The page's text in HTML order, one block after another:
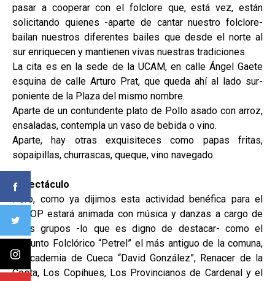
pasar a cooperar con el folclore que, está vez, están
solicitando quienes -aparte de cantar nuestro folclore-
bailan nuestros diferentes bailes que desde el norte al
sur enriquecen y mantienen vivas nuestras tradiciones.
La cita es en la sede de la UCAM, en calle Ángel Gaete
esquina de calle Arturo Prat, que queda ahí al lado sur-
poniente de la Plaza del mismo nombre.
Aparte de un contundente plato de Pollo asado con arroz,
ensaladas, contempla un vaso de bebida o vino.
Aparte, hay otras exquisiteces como papas fritas,
sopaipillas, churrascas, queque, vino navegado.
Espectáculo
Pero, como ya dijimos esta actividad benéfica para el
BAFOP estará animada con música y danzas a cargo de
otros grupos -lo que es digno de destacar- como el
Conjunto Folclórico “Petrel” el más antiguo de la comuna,
la Academia de Cueca “David González”, Renacer de la
Costa, Los Copihues, Los Provincianos de Cardenal y el